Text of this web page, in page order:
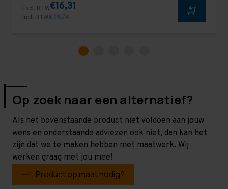
Excl. BTW€16,31
Incl. BTW€ 19,74
Op zoek naar een alternatief?
Als het bovenstaande product niet voldoen aan jouw
wens en onderstaande adviezen ook niet, dan kan het
zijn dat we te maken hebben met maatwerk. Wij
werken graag met jou mee!
Product op maat nodig?